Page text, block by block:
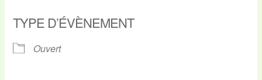
TYPE D’ÉVÈNEMENT
Ouvert